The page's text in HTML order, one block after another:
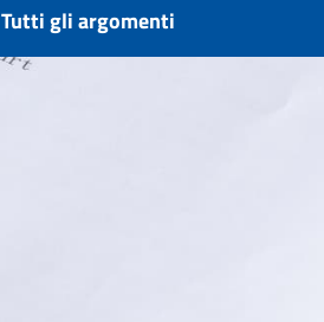
Tutti gli argomenti